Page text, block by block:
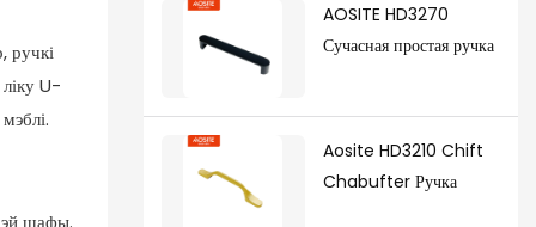
ручкі
U-
шафы.
AOSITE HD3270
Сучасная простая ручка
Aosite HD3210 Chift
Chabufter Ручка